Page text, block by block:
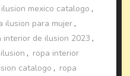
mexico catalogo ,
ilusion para mujer ,
interior de ilusion 2023 ,
, ropa interior
catalogo , ropa